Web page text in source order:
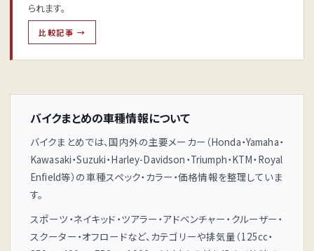
られます。
比較記事 →
バイクまとめの車種情報について
バイクまとめでは、国内外の主要メーカー（Honda・Yamaha・
Kawasaki・Suzuki・Harley-Davidson・Triumph・KTM・Royal
Enfield等）の車種スペック・カラー・価格情報を整理していま
す。
スポーツ・ネイキッド・ツアラー・アドベンチャー・クルーザー・
スクーター・オフロードなど、カテゴリーや排気量（125cc・